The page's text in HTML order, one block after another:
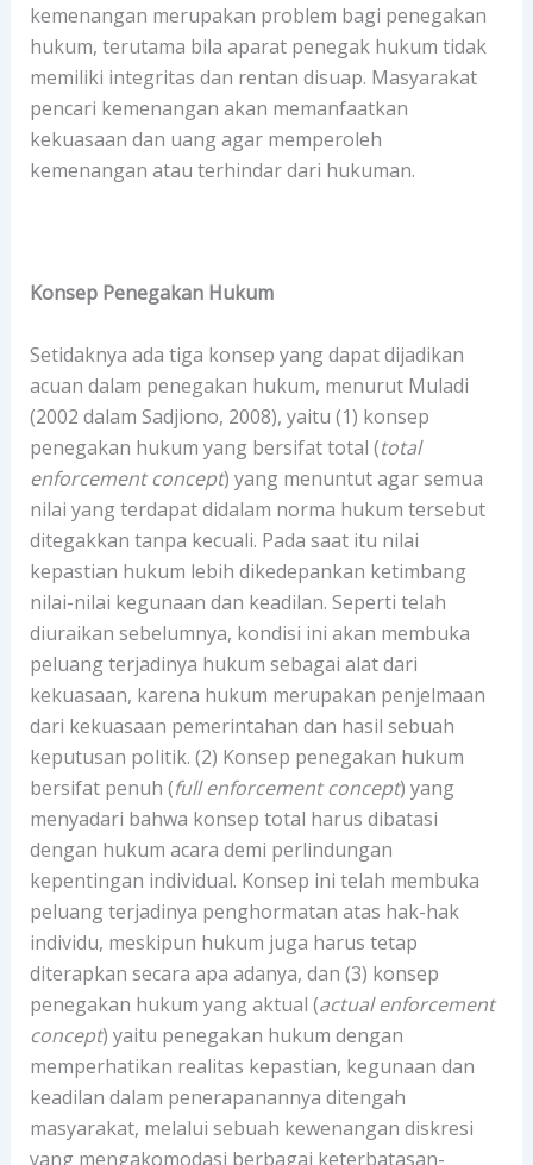
kemenangan merupakan problem bagi penegakan
hukum, terutama bila aparat penegak hukum tidak
memiliki integritas dan rentan disuap. Masyarakat
pencari kemenangan akan memanfaatkan
kekuasaan dan uang agar memperoleh
kemenangan atau terhindar dari hukuman.
Konsep Penegakan Hukum
Setidaknya ada tiga konsep yang dapat dijadikan
acuan dalam penegakan hukum, menurut Muladi
(2002 dalam Sadjiono, 2008), yaitu (1) konsep
penegakan hukum yang bersifat total (total
enforcement concept) yang menuntut agar semua
nilai yang terdapat didalam norma hukum tersebut
ditegakkan tanpa kecuali. Pada saat itu nilai
kepastian hukum lebih dikedepankan ketimbang
nilai-nilai kegunaan dan keadilan. Seperti telah
diuraikan sebelumnya, kondisi ini akan membuka
peluang terjadinya hukum sebagai alat dari
kekuasaan, karena hukum merupakan penjelmaan
dari kekuasaan pemerintahan dan hasil sebuah
keputusan politik. (2) Konsep penegakan hukum
bersifat penuh (full enforcement concept) yang
menyadari bahwa konsep total harus dibatasi
dengan hukum acara demi perlindungan
kepentingan individual. Konsep ini telah membuka
peluang terjadinya penghormatan atas hak-hak
individu, meskipun hukum juga harus tetap
diterapkan secara apa adanya, dan (3) konsep
penegakan hukum yang aktual (actual enforcement
concept) yaitu penegakan hukum dengan
memperhatikan realitas kepastian, kegunaan dan
keadilan dalam penerapanannya ditengah
masyarakat, melalui sebuah kewenangan diskresi
yang mengakomodasi berbagai keterbatasan-